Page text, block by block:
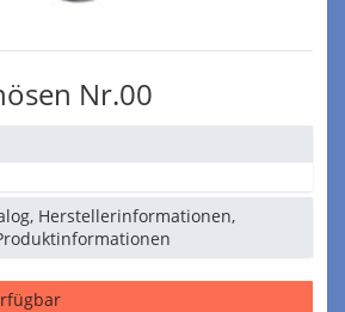
Nr.00
Herstellerinformationen,